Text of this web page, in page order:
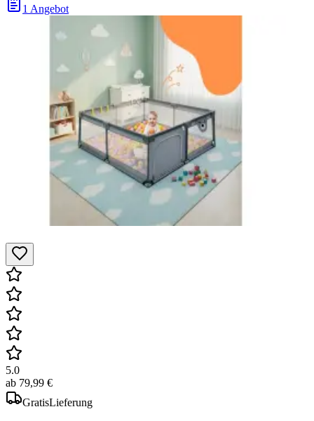
1 Angebot
5.0
ab 79,99 €
GratisLieferung